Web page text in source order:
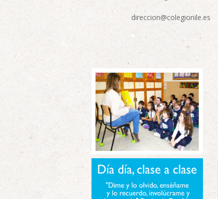
direccion@colegionile.es